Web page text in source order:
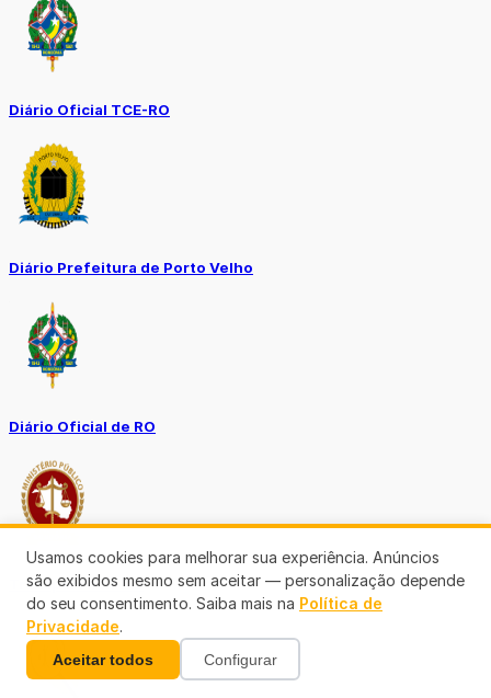
Diário Oficial TCE-RO
Diário Prefeitura de Porto Velho
Diário Oficial de RO
Transparência RO
Usamos cookies para melhorar sua experiência. Anúncios
são exibidos mesmo sem aceitar — personalização depende
do seu consentimento. Saiba mais na Política de
Privacidade.
Aceitar todos Configurar